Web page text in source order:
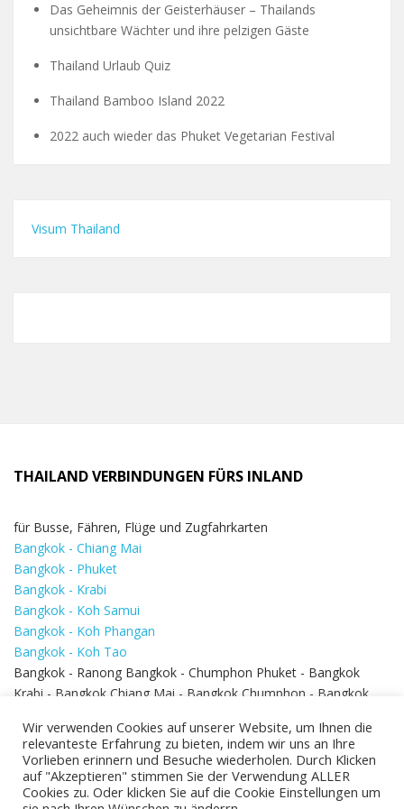
Das Geheimnis der Geisterhäuser – Thailands
unsichtbare Wächter und ihre pelzigen Gäste
Thailand Urlaub Quiz
Thailand Bamboo Island 2022
2022 auch wieder das Phuket Vegetarian Festival
Visum Thailand
THAILAND VERBINDUNGEN FÜRS INLAND
für Busse, Fähren, Flüge und Zugfahrkarten
Bangkok - Chiang Mai
Bangkok - Phuket
Bangkok - Krabi
Bangkok - Koh Samui
Bangkok - Koh Phangan
Bangkok - Koh Tao
Bangkok - Ranong Bangkok - Chumphon Phuket - Bangkok
Krabi - Bangkok Chiang Mai - Bangkok Chumphon - Bangkok
Bangkok - Hua Hin
Wir verwenden Cookies auf unserer Website, um Ihnen die
relevanteste Erfahrung zu bieten, indem wir uns an Ihre
Vorlieben erinnern und Besuche wiederholen. Durch Klicken
auf "Akzeptieren" stimmen Sie der Verwendung ALLER
Cookies zu. Oder klicken Sie auf die Cookie Einstellungen um